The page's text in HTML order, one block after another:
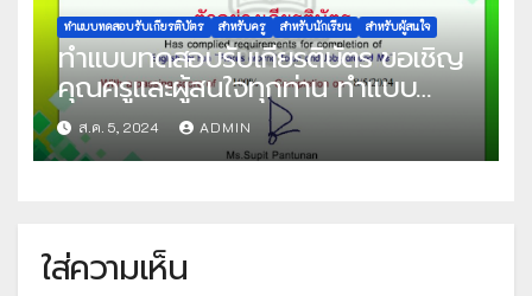
ทำแบบทดสอบรับเกียรติบัตร สำหรับครู สำหรับนักเรียน สำหรับผู้สนใจ
ทำแบบทดสอบรับเกียรติบัตร ขอเชิญ
คุณครูและผู้สนใจทุกท่าน ทำแบบ
ทดสอบออนไลน์ แบบทดสอบ ภาษา
อังกฤษเพื่อความเข้าใจ ชุด English
E-mail จัดทำโดย โรงเรียนบ้านโนน
ส.ค. 5, 2024 ADMIN
ใส่ความเห็น